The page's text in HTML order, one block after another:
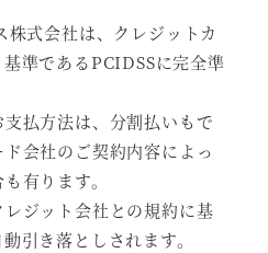
式会社は、クレジットカ
準であるPCIDSSに完全準
払方法は、分割払いもで
会社のご契約内容によっ
有ります。
ジット会社との規約に基
引き落としされます。